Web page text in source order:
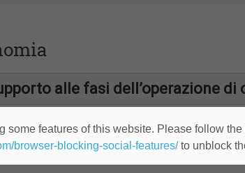
alle fasi dell’operazione
some features of this website. Please follow
browser-blocking-social-features/to unblock